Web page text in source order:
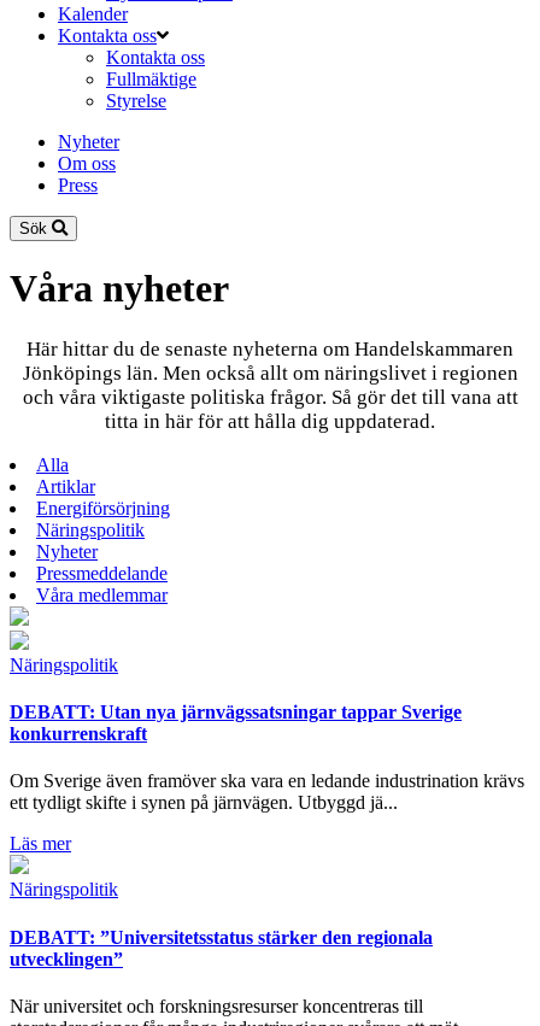
Kalender
Kontakta oss
Kontakta oss
Fullmäktige
Styrelse
Nyheter
Om oss
Press
Sök
Våra nyheter
Här hittar du de senaste nyheterna om Handelskammaren
Jönköpings län. Men också allt om näringslivet i regionen
och våra viktigaste politiska frågor. Så gör det till vana att
titta in här för att hålla dig uppdaterad.
Alla
Artiklar
Energiförsörjning
Näringspolitik
Nyheter
Pressmeddelande
Våra medlemmar
Näringspolitik
DEBATT: Utan nya järnvägssatsningar tappar Sverige
konkurrenskraft
Om Sverige även framöver ska vara en ledande industrination krävs
ett tydligt skifte i synen på järnvägen. Utbyggd jä...
Läs mer
Näringspolitik
DEBATT: ”Universitetsstatus stärker den regionala
utvecklingen”
När universitet och forskningsresurser koncentreras till